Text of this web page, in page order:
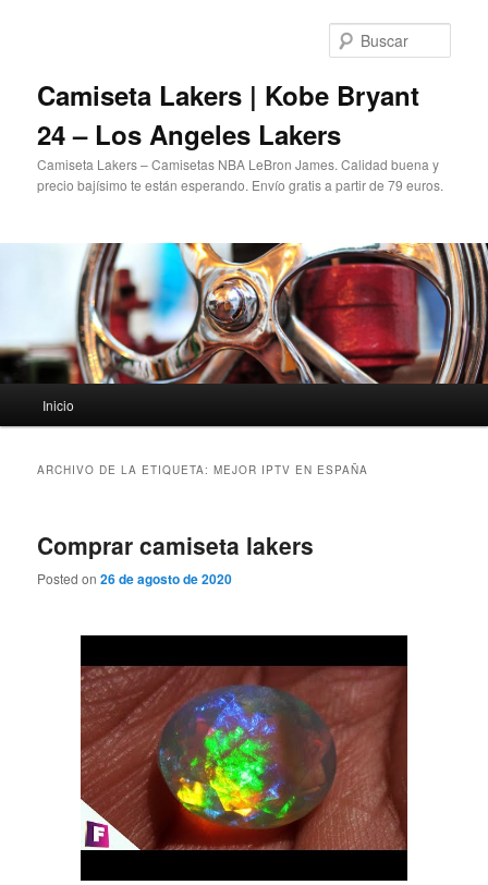
Camiseta Lakers | Kobe Bryant
24 – Los Angeles Lakers
Camiseta Lakers – Camisetas NBA LeBron James. Calidad buena y
precio bajísimo te están esperando. Envío gratis a partir de 79 euros.
principal
Inicio
ARCHIVO DE LA ETIQUETA:MEJOR IPTV EN ESPAÑA
Comprar camiseta lakers
Posted on26 de agosto de 2020